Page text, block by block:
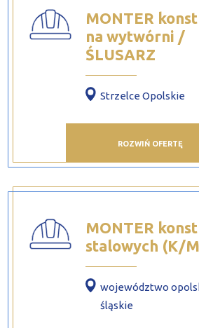
MONTER
na wytwórni /
ŚLUSARZ
Strzelce Opolskie
ROZWIŃ OFERTĘ
MONTER
stalowych (K/
województwo
śląskie